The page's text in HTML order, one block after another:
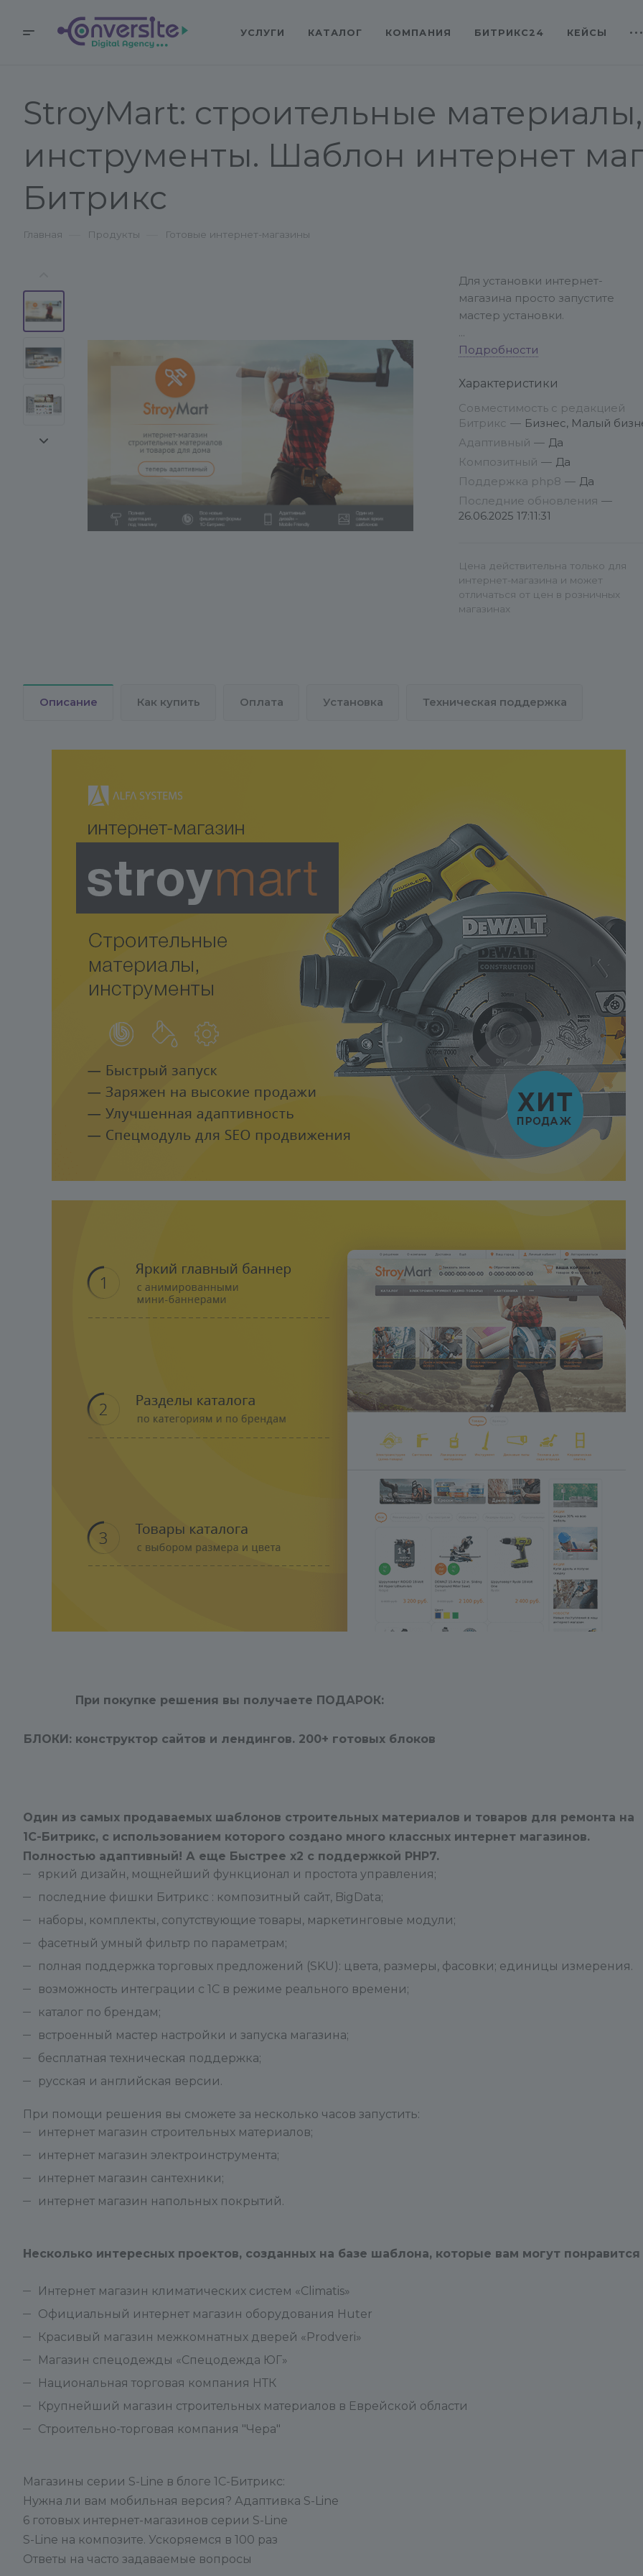
УСЛУГИ КАТАЛОГ КОМПАНИЯ БИТРИКС24 КЕЙСЫ
StroyMart: строительные
инструменты. Шаблон интернет
Битрикс
Главная Продукты Готовые интернет-магазины
Для установки интернет-
магазина просто запустите
мастер установки.
Перед установкой на
рекомендуется сделать
резервную копию.
Полная инструкция по серии
http://www.redsign.ru/support/
Система поддержки клиентов:
Особенности настройки:
1. Если вы не знакомы с
нового инфоблока товаров вам
для нового инфоблока в
«Настройках продукта»
аналогично демо-инфоблоку.
- Перенастроить компоненты
новый инфоблок.
Простыми словами –
ИСПОЛЬЗУЙТЕ
СУЩЕСТВУЮЩИЙ
Приобретение решения
предполагает
самостоятельную работу
пользователя с
документации. Любые
настройки решения под ваши
задачи, в т.ч. интеграция с
вашей базой 1С являются
коммерческой услугой и
оплачиваются отдельно.
ПРАВИЛА ОБРАЩЕНИЯ В
взаимности. Поэтому
3 простых, но ключевых
обращения в техподдержку.
1. Создайте обращение в
поддержки клиентов
адресу:http://redsign.ru/support/
2. Если вопросов несколько –
пронумеруйте их. Мы ответим
каждый из них по пунктам.
всегда нужен доступ к
управлению сайтом. Для этого
- Административный доступ
сайт (адрес сайта, логин,
пароль)
. Сайт должен
в открытом доступе! Убедитесь,
что логин и пароль
Если мы не сможем зайти к вам
на сайт, то, скорее всего, не
Подробности
Характеристики
Совместимость с редакцией
Битрикс — Бизнес, Малый
Адаптивный — Да
Композитный — Да
Поддержка php8 — Да
Последние обновления —
26.06.2025 17:11:31
Цена действительна только для
интернет-магазина и может
отличаться от цен в розничных
магазинах
Описание Как купить Оплата Установка Техническая поддержка
При покупке решения вы получаете ПОДАРОК:
БЛОКИ: конструктор сайтов и лендингов. 200+ готовых блоков
Один из самых продаваемых шаблонов строительных материалов и товаров для ремонта на
1С-Битрикс, с использованием которого создано много классных интернет магазинов.
Полностью адаптивный! А еще Быстрее x2 c поддержкой PHP7.
яркий дизайн, мощнейший функционал и простота управления;
последние фишки Битрикс : композитный сайт, BigData;
наборы, комплекты, сопутствующие товары, маркетинговые модули;
фасетный умный фильтр по параметрам;
полная поддержка торговых предложений (SKU): цвета, размеры, фасовки; единицы измерения.
возможность интеграции с 1С в режиме реального времени;
каталог по брендам;
встроенный мастер настройки и запуска магазина;
бесплатная техническая поддержка;
русская и английская версии.
При помощи решения вы сможете за несколько часов запустить:
интернет магазин строительных материалов;
интернет магазин электроинструмента;
интернет магазин сантехники;
интернет магазин напольных покрытий.
Несколько интересных проектов, созданных на базе шаблона, которые вам могут понравится
Интернет магазин климатических систем «Climatis»
Официальный интернет магазин оборудования Huter
Красивый магазин межкомнатных дверей «Prodveri»
Магазин спецодежды «Спецодежда ЮГ»
Национальная торговая компания НТК
Крупнейший магазин строительных материалов в Еврейской области
Строительно-торговая компания "Чера"
Магазины серии S-Line в блоге 1С-Битрикс:
Нужна ли вам мобильная версия? Адаптивка S-Line
6 готовых интернет-магазинов серии S-Line
S-Line на композите. Ускоряемся в 100 раз
Ответы на часто задаваемые вопросы